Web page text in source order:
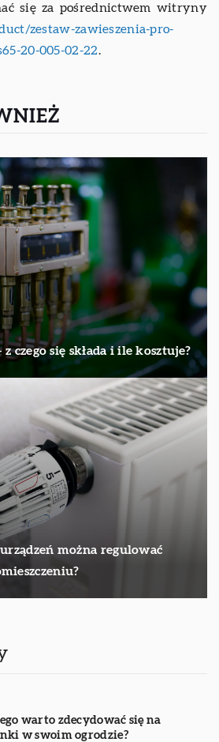
się za pośrednictwem witryny
zestaw-zawieszenia-pro-
20-005-02-22.
czego się składa i ile kosztuje?
można regulować
warto zdecydować się na
w swoim ogrodzie?